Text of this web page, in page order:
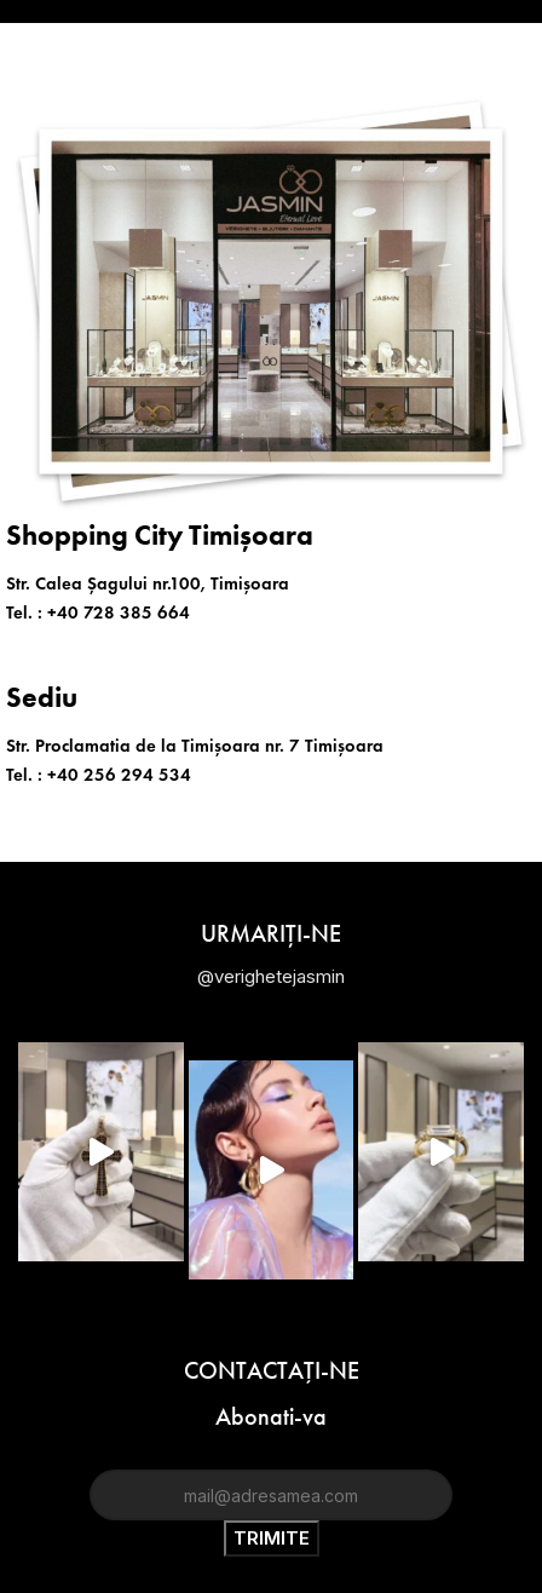
Shopping City Timișoara
Str. Calea Șagului nr.100, Timișoara
Tel. : +40 728 385 664
Sediu
Str. Proclamatia de la Timișoara nr. 7 Timișoara
Tel. : +40 256 294 534
URMARIȚI-NE
@verighetejasmin
CONTACTAŢI-NE
Abonati-va